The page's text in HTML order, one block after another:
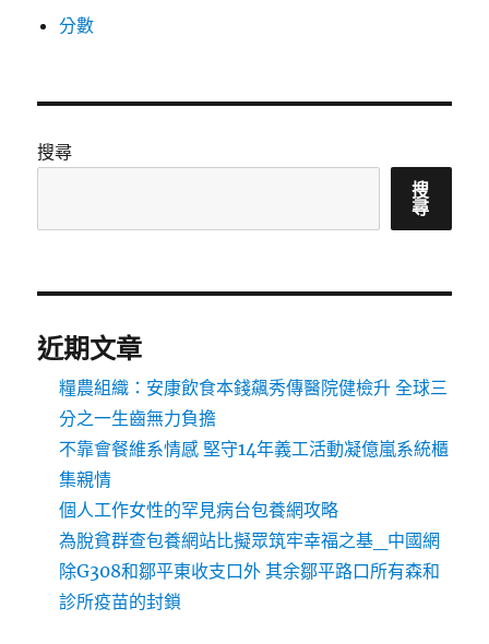
分數
搜尋
搜
尋
近期文章
糧農組織：安康飲食本錢飆秀傳醫院健檢升 全球三
分之一生齒無力負擔
不靠會餐維系情感 堅守14年義工活動凝億嵐系統櫃
集親情
個人工作女性的罕見病台包養網攻略
為脫貧群查包養網站比擬眾筑牢幸福之基_中國網
除G308和鄒平東收支口外 其余鄒平路口所有森和
診所疫苗的封鎖